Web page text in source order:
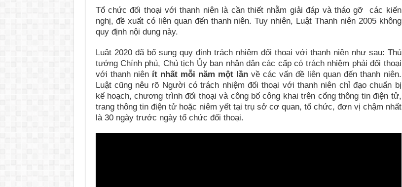
Tổ chức đối thoại với thanh niên là cần thiết nhằm giải đáp và tháo gỡ các kiến
nghị, đề xuất có liên quan đến thanh niên. Tuy nhiên, Luật Thanh niên 2005 không
quy định nội dung này.
Luật 2020 đã bổ sung quy định trách nhiệm đối thoại với thanh niên như sau: Thủ
tướng Chính phủ, Chủ tịch Ủy ban nhân dân các cấp có trách nhiệm phải đối thoại
với thanh niên ít nhất mỗi năm một lầnvề các vấn đề liên quan đến thanh niên.
Luật cũng nêu rõ Người có trách nhiệm đối thoại với thanh niên chỉ đạo chuẩn bị
kế hoạch, chương trình đối thoại và công bố công khai trên cổng thông tin điện tử,
trang thông tin điện tử hoặc niêm yết tại trụ sở cơ quan, tổ chức, đơn vị chậm nhất
là 30 ngày trước ngày tổ chức đối thoại.